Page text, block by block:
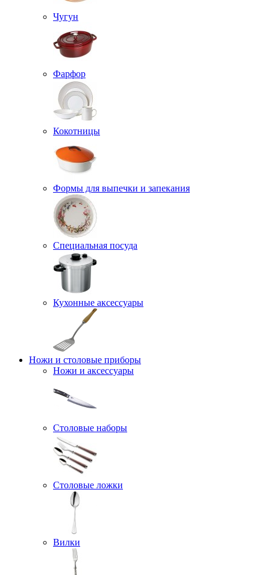
Чугун
Фарфор
Кокотницы
Формы для выпечки и запекания
Специальная посуда
Кухонные аксессуары
Ножи и столовые приборы
Ножи и аксессуары
Столовые наборы
Столовые ложки
Вилки